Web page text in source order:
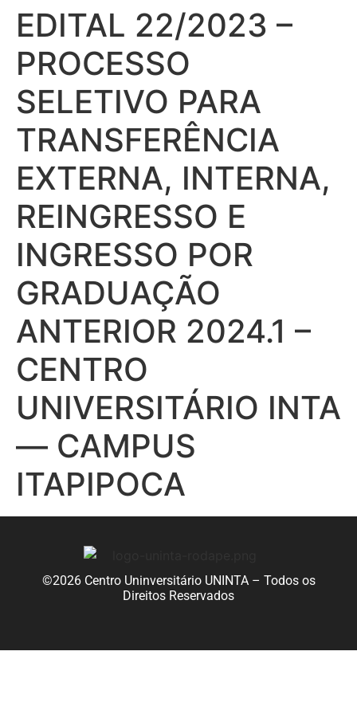
EDITAL 22/2023 –
PROCESSO
SELETIVO PARA
TRANSFERÊNCIA
EXTERNA, INTERNA,
REINGRESSO E
INGRESSO POR
GRADUAÇÃO
ANTERIOR 2024.1 –
CENTRO
UNIVERSITÁRIO INTA
— CAMPUS
ITAPIPOCA
©2026 Centro Uninversitário UNINTA – Todos os
Direitos Reservados